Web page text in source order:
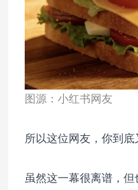
图源：小红书网友
所以这位网友，你到底
虽然这一幕很离谱，